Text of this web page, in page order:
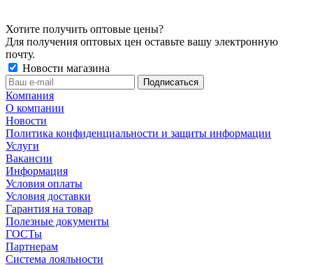
Хотите получить оптовые цены?
Для получения оптовых цен оставьте вашу электронную
почту.
Новости магазина
Компания
О компании
Новости
Политика конфиденциальности и защиты информации
Услуги
Вакансии
Информация
Условия оплаты
Условия доставки
Гарантия на товар
Полезные документы
ГОСТы
Партнерам
Система лояльности